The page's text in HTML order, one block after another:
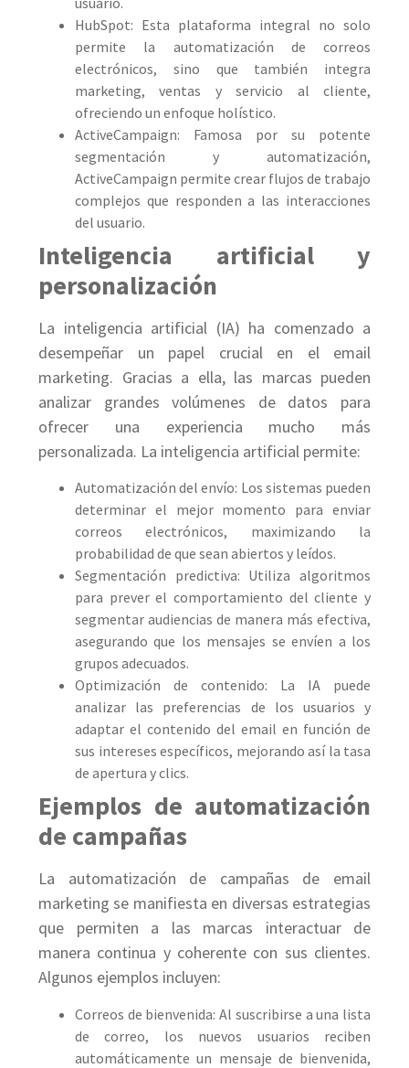
HubSpot: Esta plataforma integral no solo
permite la automatización de correos
electrónicos, sino que también integra
marketing, ventas y servicio al cliente,
ofreciendo un enfoque holístico.
ActiveCampaign: Famosa por su potente
segmentación y automatización,
ActiveCampaign permite crear flujos de trabajo
complejos que responden a las interacciones
del usuario.
Inteligencia artificial y
personalización
La inteligencia artificial (IA) ha comenzado a
desempeñar un papel crucial en el email
marketing. Gracias a ella, las marcas pueden
analizar grandes volúmenes de datos para
ofrecer una experiencia mucho más
personalizada. La inteligencia artificial permite:
Automatización del envío: Los sistemas pueden
determinar el mejor momento para enviar
correos electrónicos, maximizando la
probabilidad de que sean abiertos y leídos.
Segmentación predictiva: Utiliza algoritmos
para prever el comportamiento del cliente y
segmentar audiencias de manera más efectiva,
asegurando que los mensajes se envíen a los
grupos adecuados.
Optimización de contenido: La IA puede
analizar las preferencias de los usuarios y
adaptar el contenido del email en función de
sus intereses específicos, mejorando así la tasa
de apertura y clics.
Ejemplos de automatización
de campañas
La automatización de campañas de email
marketing se manifiesta en diversas estrategias
que permiten a las marcas interactuar de
manera continua y coherente con sus clientes.
Algunos ejemplos incluyen:
Correos de bienvenida: Al suscribirse a una lista
de correo, los nuevos usuarios reciben
automáticamente un mensaje de bienvenida,